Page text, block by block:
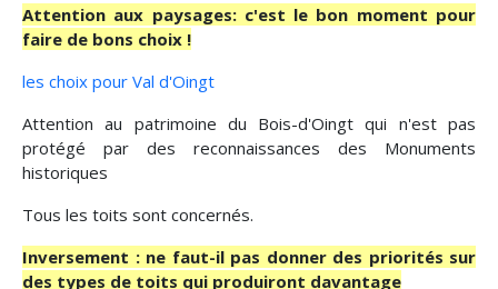
Attention aux paysages: c'est le bon moment pour
faire de bons choix !
les choix pour Val d'Oingt
Attention au patrimoine du Bois-d'Oingt qui n'est pas
protégé par des reconnaissances des Monuments
historiques
Tous les toits sont concernés.
Inversement : ne faut-il pas donner des priorités sur
des types de toits qui produiront davantage